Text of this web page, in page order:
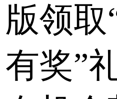
版领取
有奖”